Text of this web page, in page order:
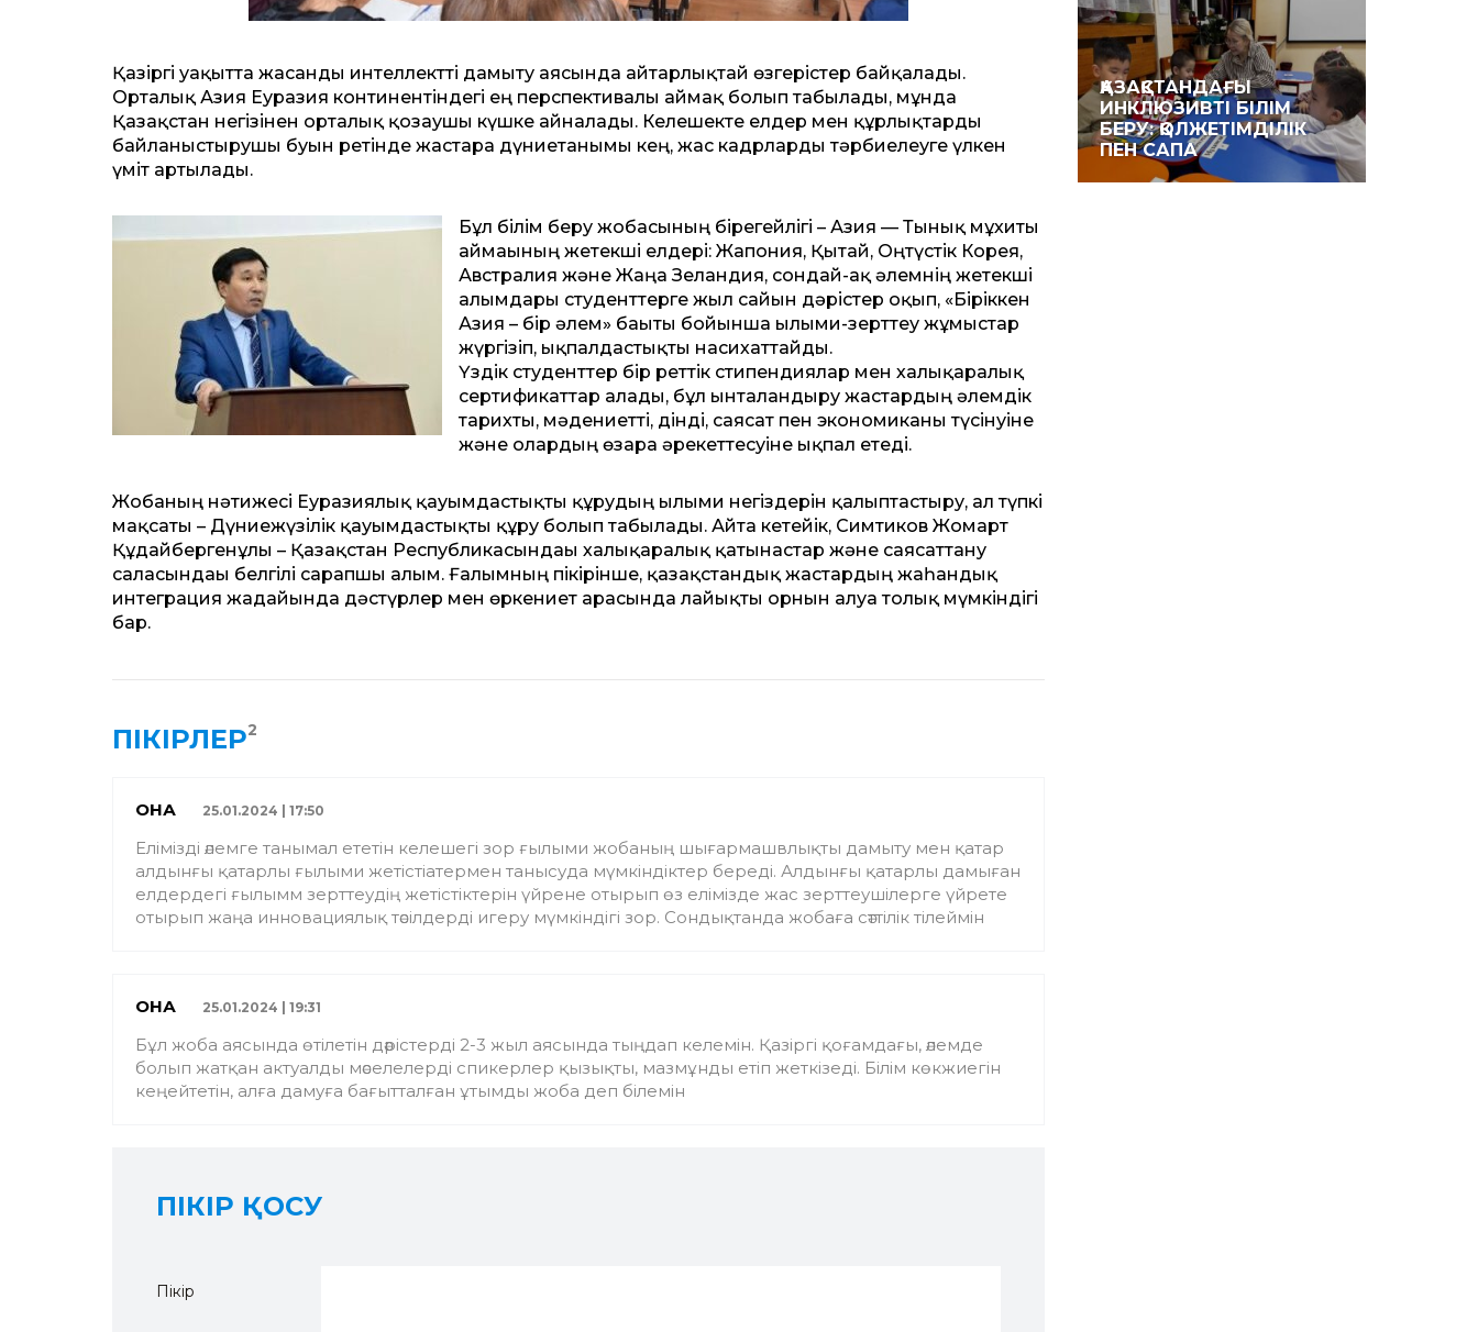
Қазіргі уақытта жасанды интеллектті дамыту аясында айтарлықтай өзгерістер байқалады.
Орталық Азия Еуразия континентіндегі ең перспективалы аймақ болып табылады, мұнда
Қазақстан негізінен орталық қозғаушы күшке айналады. Келешекте елдер мен құрлықтарды
байланыстырушы буын ретінде жастарға дүниетанымы кең, жас кадрларды тәрбиелеуге үлкен
үміт артылады.
Бұл білім беру жобасының бірегейлігі – Азия — Тынық мұхиты
аймағының жетекші елдері: Жапония, Қытай, Оңтүстік Корея,
Австралия және Жаңа Зеландия, сондай-ақ әлемнің жетекші
ғалымдары студенттерге жыл сайын дәрістер оқып, «Біріккен
Азия – бір әлем» бағыты бойынша ғылыми-зерттеу жұмыстар
жүргізіп, ықпалдастықты насихаттайды.
Үздік студенттер бір реттік стипендиялар мен халықаралық
сертификаттар алады, бұл ынталандыру жастардың әлемдік
тарихты, мәдениетті, дінді, саясат пен экономиканы түсінуіне
және олардың өзара әрекеттесуіне ықпал етеді.
Жобаның нәтижесі Еуразиялық қауымдастықты құрудың ғылыми негіздерін қалыптастыру, ал түпкі
мақсаты – Дүниежүзілік қауымдастықты құру болып табылады. Айта кетейік, Симтиков Жомарт
Құдайбергенұлы – Қазақстан Республикасындағы халықаралық қатынастар және саясаттану
саласындағы белгілі сарапшы ғалым. Ғалымның пікірінше, қазақстандық жастардың жаһандық
интеграция жағдайында дәстүрлер мен өркениет арасында лайықты орнын алуға толық мүмкіндігі
бар.
ПІКІРЛЕР2
ҚОНАҚ 25.01.2024 | 17:50
Елімізді әлемге танымал ететін келешегі зор ғылыми жобаның шығармашвлықты дамыту мен қатар
алдынғы қатарлы ғылыми жетістіатермен танысуда мүмкіндіктер береді. Алдынғы қатарлы дамыған
елдердегі ғылымм зерттеудің жетістіктерін үйрене отырып өз елімізде жас зерттеушілерге үйрете
отырып жаңа инновациялық тәсілдерді игеру мүмкіндігі зор. Сондықтанда жобаға сәттілік тілеймін
ҚОНАҚ 25.01.2024 | 19:31
Бұл жоба аясында өтілетін дәрістерді 2-3 жыл аясында тыңдап келемін. Қазіргі қоғамдағы, әлемде
болып жатқан актуалды мәселелерді спикерлер қызықты, мазмұнды етіп жеткізеді. Білім көкжиегін
кеңейтетін, алға дамуға бағытталған ұтымды жоба деп білемін
ПІКІР ҚОСУ
Пікір
ҚАЗАҚСТАНДАҒЫ
ИНКЛЮЗИВТІ БІЛІМ
БЕРУ: ҚОЛЖЕТІМДІЛІК
ПЕН САПА